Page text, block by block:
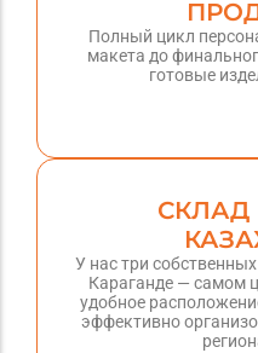
Полный цикл
макета до
готовые
СКЛАД
У нас три
Караганде — самом
удобное
эффективно